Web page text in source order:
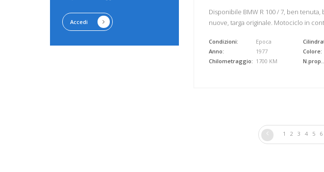
Accedi
Disponibile BMW R 100 / 7, ben tenuta,
nuove, targa originale. Motociclo in
Condizioni:
Anno:
Chilometraggio:
Epoca
1977
1700 KM
Colore:
1 2 3 4 5 6